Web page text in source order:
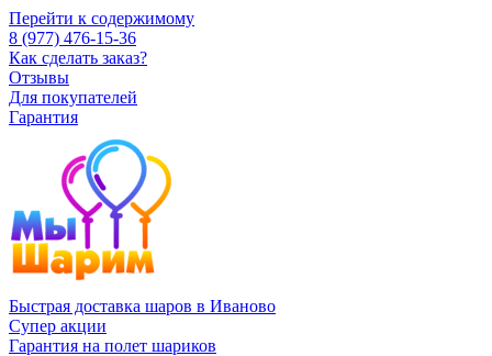
Перейти к содержимому
8 (977) 476-15-36
Как сделать заказ?
Отзывы
Для покупателей
Гарантия
Быстрая доставка шаров в Иваново
Супер акции
Гарантия на полет шариков